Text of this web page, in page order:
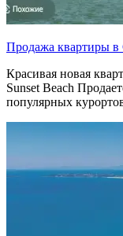
Продажа квартиры в
Красивая новая
Sunset Beach
популярных